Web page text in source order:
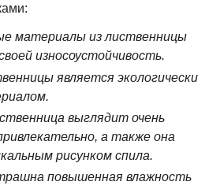
материалы из лиственницы
износоустойчивость.
является экологически
выглядит очень
а также она
рисунком спила.
повышенная влажность